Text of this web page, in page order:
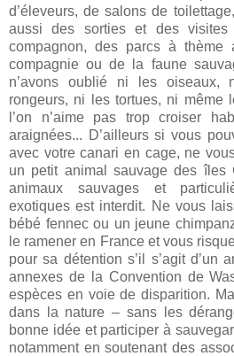
d’éleveurs, de salons de
aussi des sorties et des visites
compagnon, des parcs à thème
compagnie ou de la faune
n’avons oublié ni les
rongeurs, ni les tortues, ni même
l’on n’aime pas trop croiser
araignées... D’ailleurs si vous
avec votre canari en cage, ne
un petit animal sauvage des îles
animaux sauvages et
exotiques est interdit. Ne vous
bébé fennec ou un jeune
le ramener en France et vous
pour sa détention s’il s’agit d’un
annexes de
la Convention de
espèces en voie de disparition.
dans la nature – sans les
bonne idée et participer à
notamment en soutenant des